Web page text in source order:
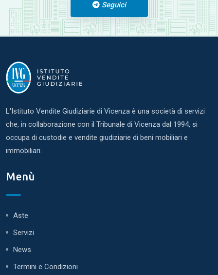
Seguici
L'Istituto Vendite Giudiziarie di Vicenza è una società di servizi
che, in collaborazione con il Tribunale di Vicenza dal 1994, si
occupa di custodie e vendite giudiziarie di beni mobiliari e
immobiliari.
Menù
Aste
Servizi
News
Termini e Condizioni